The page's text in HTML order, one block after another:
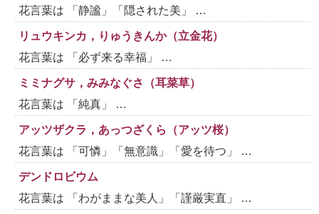
花言葉は 「静謐」「隠された美」 …
リュウキンカ，りゅうきんか（立金花）
花言葉は 「必ず来る幸福」 …
ミミナグサ，みみなぐさ（耳菜草）
花言葉は 「純真」 …
アッツザクラ，あっつざくら（アッツ桜）
花言葉は 「可憐」「無意識」「愛を待つ」 …
デンドロビウム
花言葉は 「わがままな美人」「謹厳実直」 …